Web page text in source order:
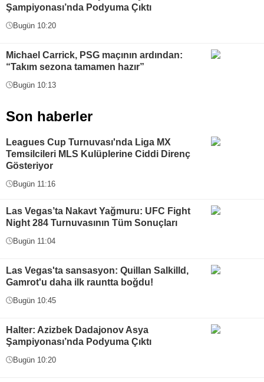
Şampiyonası’nda Podyuma Çıktı
Bugün 10:20
Michael Carrick, PSG maçının ardından:
“Takım sezona tamamen hazır”
Bugün 10:13
Son haberler
Leagues Cup Turnuvası'nda Liga MX
Temsilcileri MLS Kulüplerine Ciddi Direnç
Gösteriyor
Bugün 11:16
Las Vegas’ta Nakavt Yağmuru: UFC Fight
Night 284 Turnuvasının Tüm Sonuçları
Bugün 11:04
Las Vegas'ta sansasyon: Quillan Salkilld,
Gamrot'u daha ilk rauntta boğdu!
Bugün 10:45
Halter: Azizbek Dadajonov Asya
Şampiyonası’nda Podyuma Çıktı
Bugün 10:20